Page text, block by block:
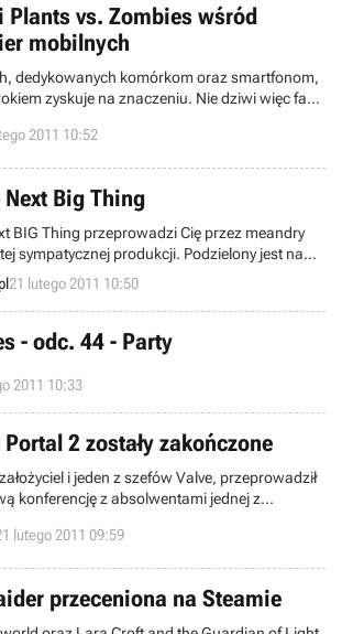
Plants vs. Zombies wśród
mobilnych
dedykowanych komórkom oraz smartfonom,
zyskuje na znaczeniu. Nie dziwi więc fakt,
wyrastają kolejne plebiscyty na najlepsze
Jednym z najistotniejszych jest International
2011 10:52
Big Thing
BIG Thing przeprowadzi Cię przez meandry
sympatycznej produkcji. Podzielony jest na
rozdziałom w grze, i wiele
wskazówki do konkretnych zadań.
21 lutego 2011 10:50
- odc. 44 - Party
2011 10:33
2 zostały zakończone
i jeden z szefów Valve, przeprowadził
konferencję z absolwentami jednej z
wyższych. Już sama rozmowa jest ciekawa,
celnych uwag na temat branży i biznesu.
lutego 2011 09:59
przeceniona na Steamie